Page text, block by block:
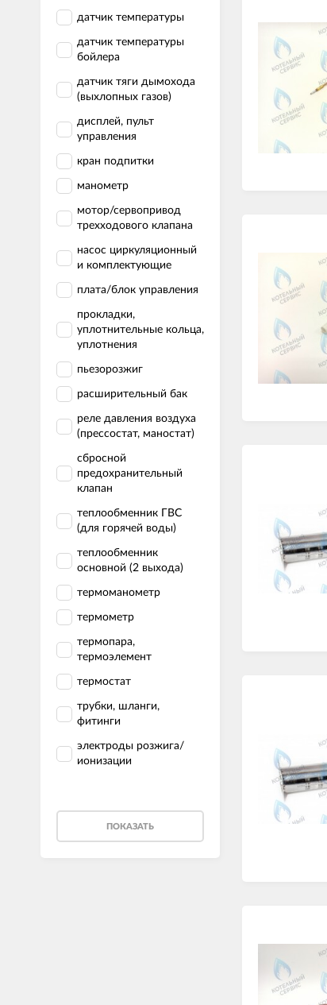
датчик температуры
датчик температуры
бойлера
датчик тяги дымохода
(выхлопных газов)
дисплей, пульт
управления
кран подпитки
манометр
мотор/сервопривод
трехходового клапана
насос циркуляционный
и комплектующие
плата/блок управления
прокладки,
уплотнительные кольца,
уплотнения
пьезорозжиг
расширительный бак
реле давления воздуха
(прессостат, маностат)
сбросной
предохранительный
клапан
теплообменник ГВС
(для горячей воды)
теплообменник
основной (2 выхода)
термоманометр
термометр
термопара,
термоэлемент
термостат
трубки, шланги,
фитинги
электроды розжига/
ионизации
ПОКАЗАТЬ